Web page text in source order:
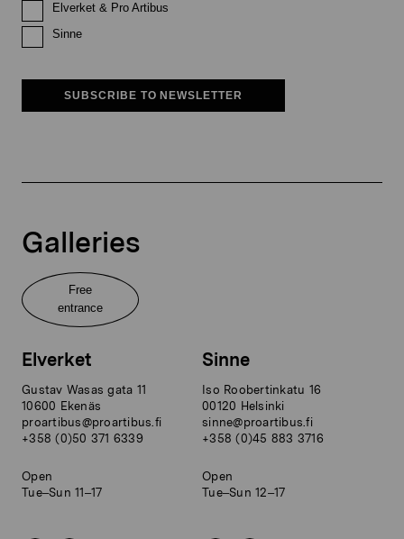
Elverket & Pro Artibus
Sinne
SUBSCRIBE TO NEWSLETTER
Galleries
Free
entrance
Elverket
Gustav Wasas gata 11
10600 Ekenäs
proartibus@proartibus.fi
+358 (0)50 371 6339
Open
Tue–Sun 11–17
Sinne
Iso Roobertinkatu 16
00120 Helsinki
sinne@proartibus.fi
+358 (0)45 883 3716
Open
Tue–Sun 12–17